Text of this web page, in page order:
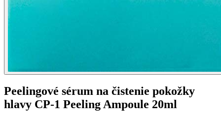
Peelingové sérum na čistenie pokožky
hlavy CP-1 Peeling Ampoule 20ml